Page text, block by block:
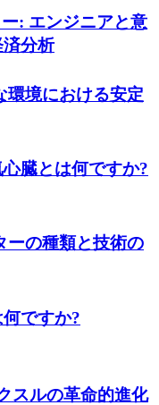
: エンジニアと意
分析
環境における安定
臓とは何ですか?
ーの種類と技術の
ですか?
スルの革命的進化